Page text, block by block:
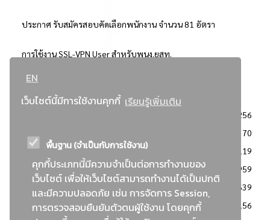
EN
เว็บไซต์นี้มีการใช้งานคุกกี้ เรียนรู้เพิ่มเติม
พื้นฐาน (จำเป็นกับการใช้งาน)
คุกกี้ประเภทนี้มีความจำเป็นต่อการทำงานของ
เว็บไซต์ เพื่อให้เว็บไซต์สามารถทำงานได้เป็นปกติ
และมีความปลอดภัย เช่น การจัดการ Session,
การตรวจสอบยืนยันตัวตนผู้ใช้งาน โดยคุกกี้
ประกาศ รับสมัครสอบคัดเลือกพนักงาน จำนวน 81 อัตรา
การใช้งาน SSL-VPN User สำหรับพนง.ยสท.
..ยอดนิยม..
3256
2370
: วิธีเฉพาะเจาะจง
2119
ข่าวสาร/ประกาศ
1959
: เอกสารส่งเสริมความโปร่งใสในการจัดซื้อจัดจ้าง
1639
ข่าวสารจัดซื้อจัดจ้าง
1156